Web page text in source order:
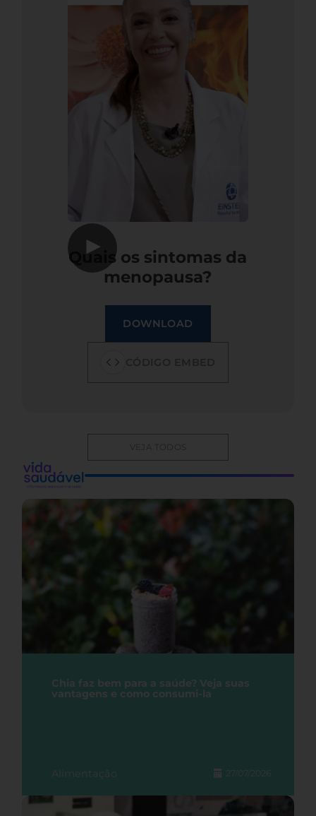
▶
Quais os sintomas da
menopausa?
DOWNLOAD
VEJA TODOS
Chia faz bem para a saúde? Veja suas
vantagens e como consumi-la
Alimentação 27/07/2026